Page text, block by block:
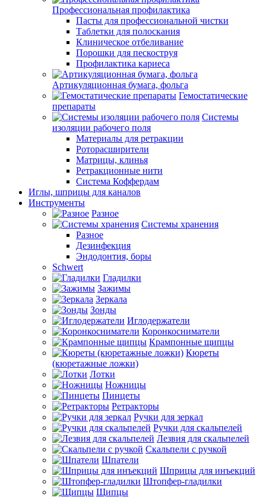
Профессиональная профилактика
Пасты для профессиональной чистки
Таблетки для полоскания
Клиническое отбеливание
Порошки для пескоструя
Профилактика кариеса
Артикуляционная бумага, фольга
Гемостатические
препараты
Системы
изоляции рабочего поля
Материалы для ретракции
Роторасширители
Матрицы, клинья
Ретракционные нити
Система Коффердам
Иглы, шприцы для каналов
Инструменты
Разное
Системы хранения
Разное
Дезинфекция
Эндодонтия, боры
Schwert
Гладилки
Зажимы
Зеркала
Зонды
Иглодержатели
Коронкосниматели
Крампонные щипцы
Кюреты
(кюретажные ложки)
Лотки
Ножницы
Пинцеты
Ретракторы
Ручки для зеркал
Ручки для скальпелей
Лезвия для скальпелей
Скальпели с ручкой
Шпатели
Шприцы для инъекций
Штопфер-гладилки
Щипцы